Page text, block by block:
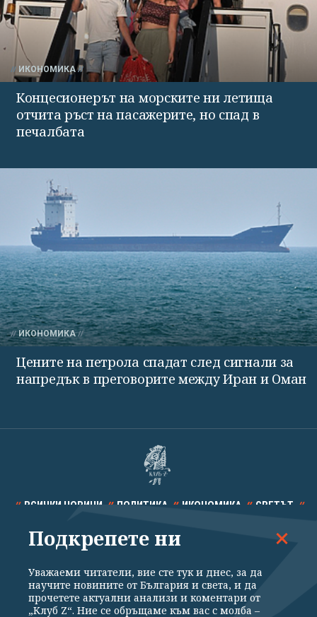
ИКОНОМИКА
Концесионерът на морските ни летища
отчита ръст на пасажерите, но спад в
печалбата
ИКОНОМИКА
Цените на петрола спадат след сигнали за
напредък в преговорите между Иран и Оман
ВСИЧКИ НОВИНИ ПОЛИТИКА ИКОНОМИКА СВЕТЪТ
СПОРТ КУЛТУРА ТЕХНОЛОГИИ КАЛЕЙДОСКОП
Подкрепете ни
Уважаеми читатели, вие сте тук и днес, за да
научите новините от България и света, и да
прочетете актуални анализи и коментари от
„Клуб Z“. Ние се обръщаме към вас с молба –